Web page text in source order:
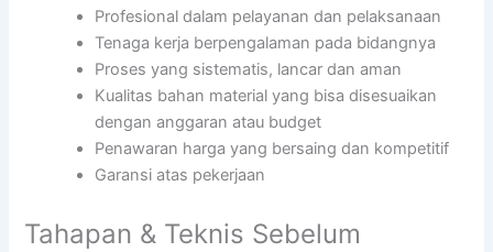
Profesional dalam pelayanan dan pelaksanaan
Tenaga kerja berpengalaman pada bidangnya
Proses yang sistematis, lancar dan aman
Kualitas bahan material yang bisa disesuaikan
dengan anggaran atau budget
Penawaran harga yang bersaing dan kompetitif
Garansi atas pekerjaan
Tahapan & Teknis Sebelum